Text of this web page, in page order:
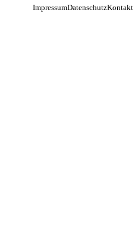
ImpressumDatenschutzKontakt